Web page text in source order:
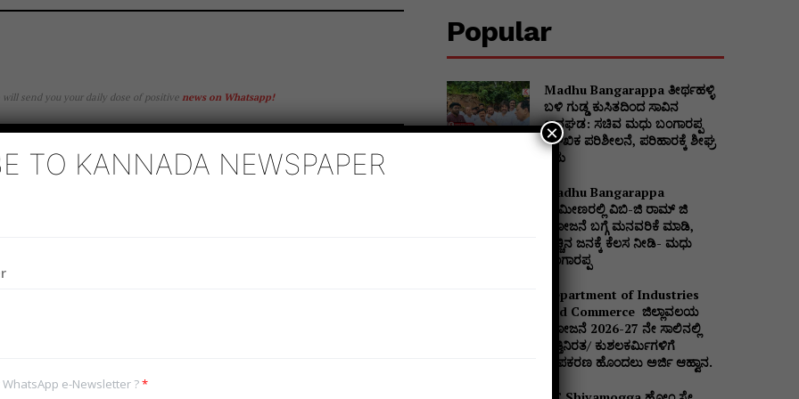
send you your daily dose of positive news on Whatsapp!
to the whole process of booking ads for different
all the way to the respective offices. Nor do you
We have created a niche for ourselves in the world of
ability and integrity.
Popular
Madhu Bangarappa ತೀರ್ಥಹಳ್ಳಿ
ಬಳಿ ಗುಡ್ಡ ಕುಸಿತದಿಂದ ಸಾವಿನ
ಅವಘಡ: ಸಚಿವ ಮಧು ಬಂಗಾರಪ್ಪ
ಮೌಖಿಕ ಪರಿಶೀಲನೆ, ಪರಿಹಾರಕ್ಕೆ ಶೀಘ್ರ
ಕ್ರಮ
Madhu Bangarappa
ಗ್ರಾಮೀಣರಲ್ಲಿ ವಿಬಿ-ಜಿ ರಾಮ್ ಜಿ
ಯೋಜನೆ ಬಗ್ಗೆ ಮನವರಿಕೆ ಮಾಡಿ,
ಹೆಚ್ಚಿನ ಜನಕ್ಕೆ ಕೆಲಸ ನೀಡಿ- ಮಧು
ಬಂಗಾರಪ್ಪ
Department of Industries
and Commerce ಜಿಲ್ಲಾವಲಯ
ಯೋಜನೆ 2026-27 ನೇ ಸಾಲಿನಲ್ಲಿ
ವೃತ್ತಿನಿರತ/ ಕುಶಲಕರ್ಮಿಗಳಿಗೆ
ಉಪಕರಣ ಹೊಂದಲು ಅರ್ಜಿ ಆಹ್ವಾನ.
TO KANNADA NEWSPAPER
e-Newsletter ?*
×